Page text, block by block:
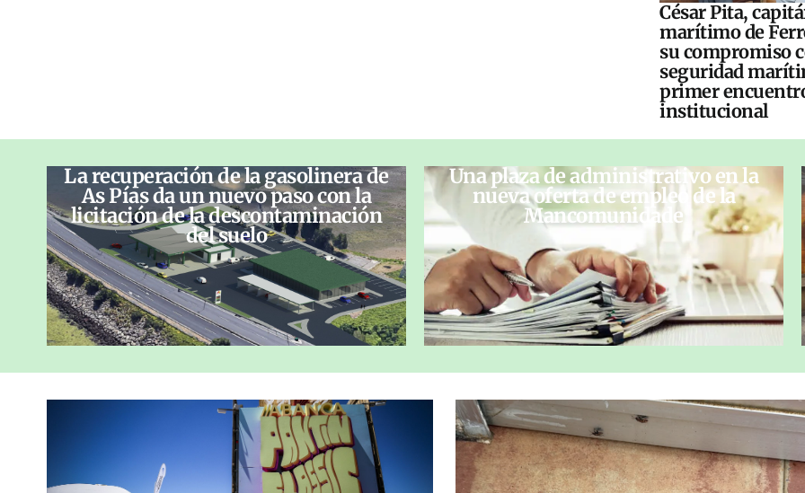
César Pita,
marítimo de
su compromiso
seguridad
primer
institucional
La recuperación de la gasolinera de
As Pías da un nuevo paso con la
licitación de la descontaminación
del suelo
Una plaza de administrativo en la
nueva oferta de empleo de la
Mancomunidade